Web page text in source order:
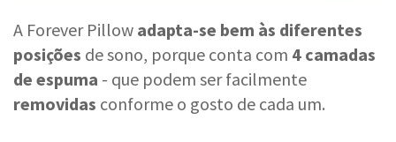
A Forever Pillow adapta-se bem às diferentes
posições de sono, porque conta com 4 camadas
de espuma - que podem ser facilmente
removidas conforme o gosto de cada um.